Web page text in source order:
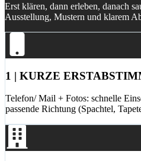
Erst klären, dann erleben, danach
Ausstellung, Mustern und klarem
1 | KURZE
Telefon/ Mail + Fotos: schnelle
passende Richtung (Spachtel,